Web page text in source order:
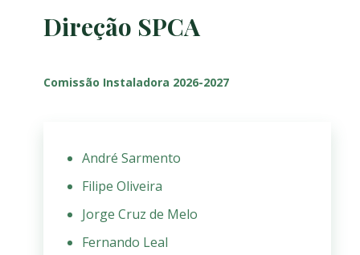
Direção SPCA
Comissão Instaladora 2026-2027
André Sarmento
Filipe Oliveira
Jorge Cruz de Melo
Fernando Leal